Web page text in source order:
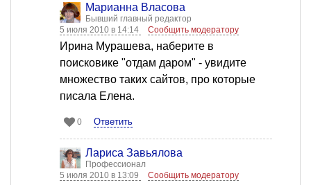
Марианна Власова
Бывший главный редактор
5 июля 2010 в 14:14
Сообщить модератору
Ирина Мурашева, наберите в
поисковике "отдам даром" - увидите
множество таких сайтов, про которые
писала Елена.
0 Ответить
Лариса Завьялова
Профессионал
5 июля 2010 в 13:09
Сообщить модератору